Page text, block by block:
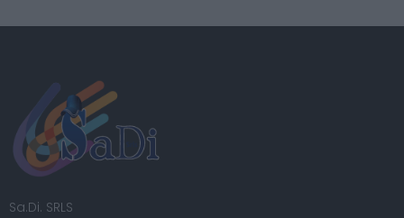
Sa.Di. SRLS